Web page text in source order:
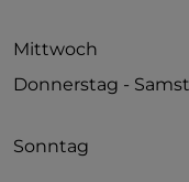
Haustiere erlaubt
Mittwoch
Donnerstag -
Sonntag